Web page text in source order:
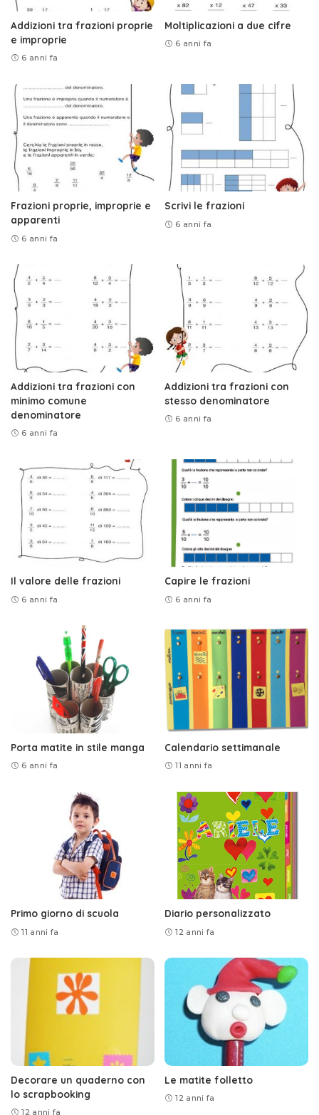
Addizioni tra frazioni proprie
e improprie
6 anni fa
Moltiplicazioni a due cifre
6 anni fa
Frazioni proprie, improprie e
apparenti
6 anni fa
Scrivi le frazioni
6 anni fa
Addizioni tra frazioni con
minimo comune
denominatore
6 anni fa
Addizioni tra frazioni con
stesso denominatore
6 anni fa
Il valore delle frazioni
6 anni fa
Capire le frazioni
6 anni fa
Porta matite in stile manga
6 anni fa
Calendario settimanale
11 anni fa
Primo giorno di scuola
11 anni fa
Diario personalizzato
12 anni fa
Decorare un quaderno con
lo scrapbooking
12 anni fa
Le matite folletto
12 anni fa